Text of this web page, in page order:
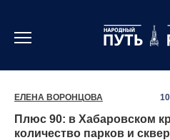
содержанию
ЕЛЕНА ВОРОНЦОВА
Плюс 90: в Хабаровском
количество парков и